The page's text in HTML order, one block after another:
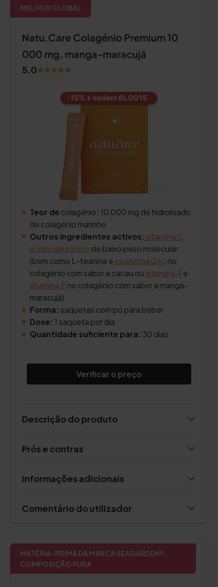
MELHOR GLOBAL
Natu.Care Colagénio Premium 10
000 mg, manga-maracujá
5.0
Teor de colagénio: 10 000 mg de hidrolisado
de colagénio marinho
Outros ingredientes activos: vitamina C
ácido hialurónico de baixo peso molecular
(bem como L-teanina e coenzima Q10 no
colagénio com sabor a cacau ouvitamina Ae
vitamina E no colagénio com sabor a manga-
maracujá)
Forma: saquetas com pó para beber
Dose: 1 saqueta por dia
Quantidade suficiente para: 30 dias
Verificar o preço
Descrição do produto
Prós e contras
Informações adicionais
Comentário do utilizador
MATÉRIA-PRIMA DA MARCA SEAGARDEN®,
COMPOSIÇÃO PURA